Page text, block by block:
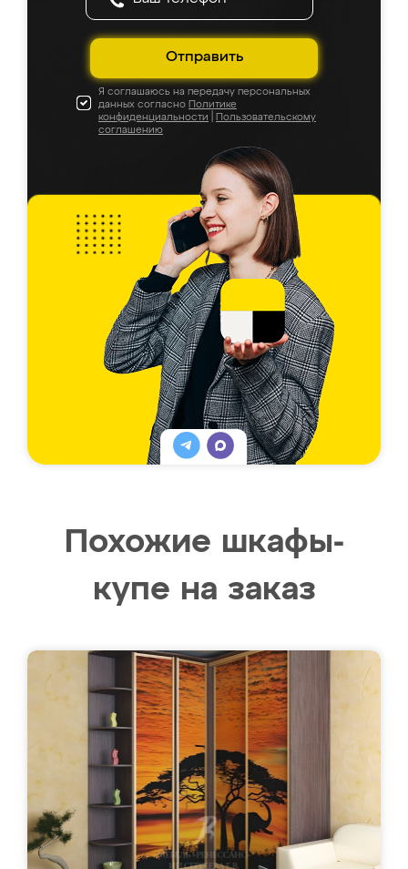
Отправить
Я соглашаюсь на передачу персональных
данных согласно Политике
конфиденциальности
Пользовательскому
соглашению
Похожие шкафы-
купе на заказ